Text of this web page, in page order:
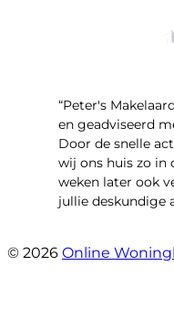
“Peter's
en geadviseerd
Door de snelle
wij ons huis zo in
weken later ook
jullie deskundige
© 2026 Online